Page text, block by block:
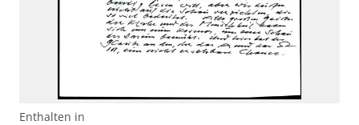
Enthalten in